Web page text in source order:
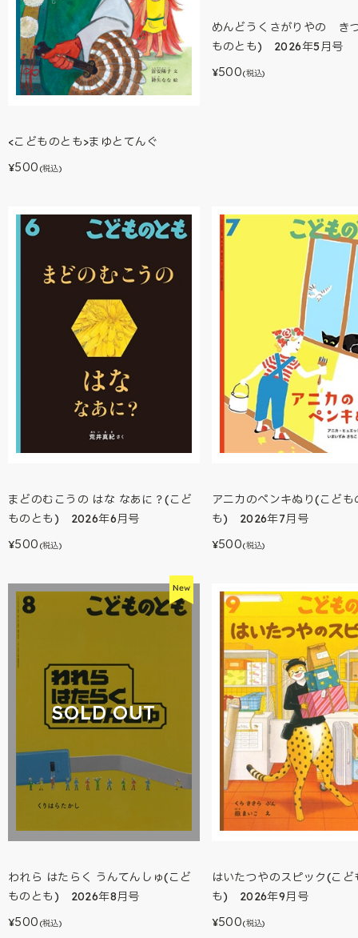
<こどものとも>まゆとてんぐ
¥500 (税込)
めんどうくさがりやの き
ものとも) 2026年5月号
¥500(税込)
まどのむこうの はな なあに？(こど
ものとも) 2026年6月号
¥500 (税込)
アニカのペンキぬり(こども
も) 2026年7月号
¥500(税込)
SOLD OUT
われら はたらく うんてんしゅ(こど
ものとも) 2026年8月号
¥500 (税込)
はいたつやのスピック(こど
も) 2026年9月号
¥500(税込)